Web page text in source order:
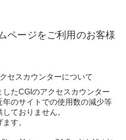
ページをご利用のお客様
セスカウンターについて
たCGIのアクセスカウンター
年のサイトでの使用数の減少等
ておりません。
す。